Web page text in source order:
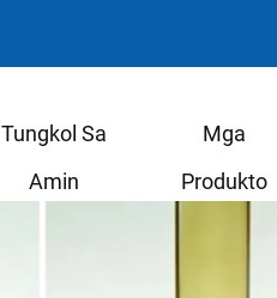
Tungkol Sa
Amin
Mga
Produkto